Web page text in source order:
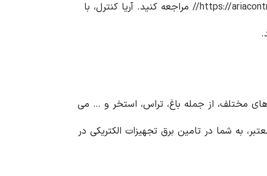
https://
مراجعه کنید. آریا کنترل، با
های مختلف، از جمله باغ، تراس، استخر و … می
به شما در تامین برق تجهیزات الکتریکی در